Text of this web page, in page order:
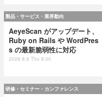
製品・サービス・業界動向
AeyeScan がアップデート、
Ruby on Rails や WordPres
s の最新脆弱性に対応
2026.8.6 Thu 8:00
研修・セミナー・カンファレンス